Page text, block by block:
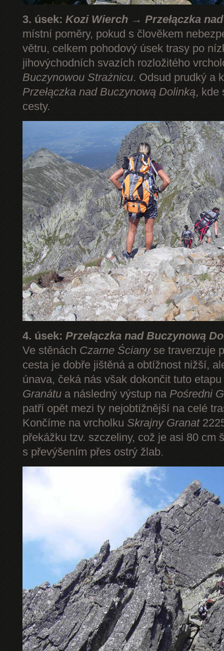
3. úsek: Kozi Wierch → Przełączka
místní poměry, pokud s člověkem
větru, celkem pohodový úsek trasy po
jihovýchodních svazích rozložitého
Buczynowou Strażnicu. Odsud prudký a
Przełączka nad Buczynową Dolinką, kde
cesty.
4. úsek: Przełączka nad Buczynową
Ve stěnách Czarne Ścianyse traverzuje
cesta je dobře jištěná a obtížnost nižší,
únava, čeká nás však dokončit tuto
Granátu a následný výstup na Pośredni
patří opět mezi ty nejobtížnější na celé
Končíme na vrcholku Skrajny Granat
překážku tzv. szczeliny, což je asi 80 cm
s převýšením přes ostrý žlab.